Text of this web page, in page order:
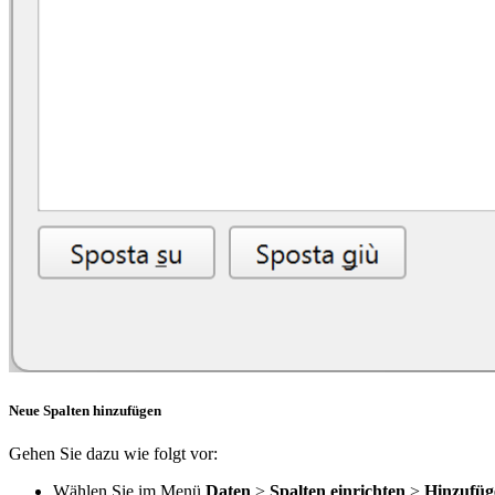
Neue Spalten hinzufügen
Gehen Sie dazu wie folgt vor:
Wählen Sie im Menü Daten > Spalten einrichten >